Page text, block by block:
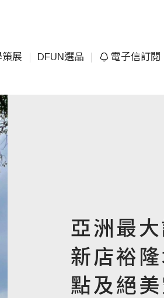
策展 DFUN選品 電子信訂閱
亞洲最
新店裕
點及絕